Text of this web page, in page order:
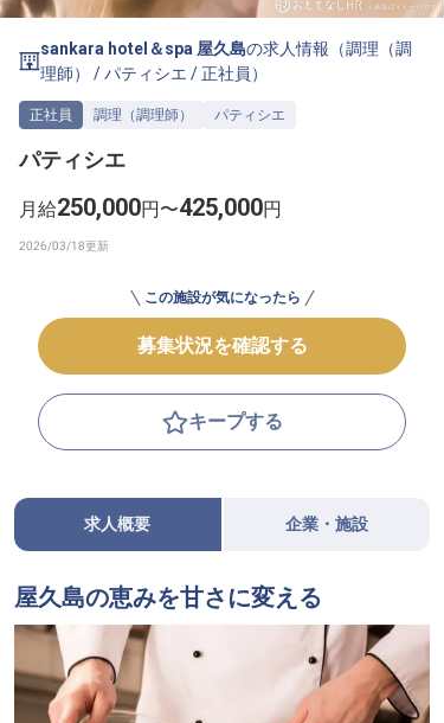
ホテル・宿泊業界情報コラム
無料 転職サポートに申し込む
採用をお考えの企業様へ
sankara hotel＆spa 屋久島の求人情報（調理（調
理師）
/パティシエ /正社員 ）
正社員 調理（調理師） パティシエ
パティシエ
月給250,000円〜425,000円
この施設が気になったら
募集状況を確認する
キープする
求人概要 企業・施設
屋久島の恵みを甘さに変える